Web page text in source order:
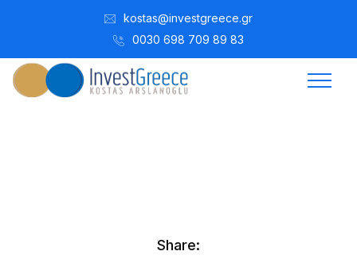
kostas@investgreece.gr
0030 698 709 89 83
Share: